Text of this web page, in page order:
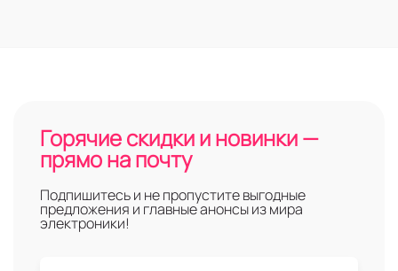
Горячие скидки и новинки —
прямо на почту
Подпишитесь и не пропустите выгодные
предложения и главные анонсы из мира
электроники!